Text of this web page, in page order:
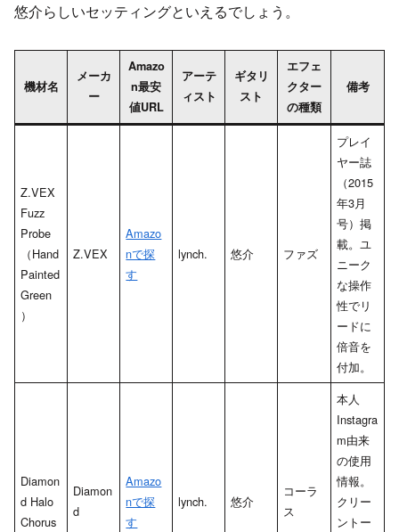
悠介らしいセッティングといえるでしょう。
機材名
メーカ
ー
Amazo
n最安
値URL
アーテ
ィスト
ギタリ
スト
エフェ
クター
の種類
備考
Z.VEX
Fuzz
Probe
（Hand
Painted
Green
）
Z.VEX
Amazo
nで探
す
lynch. 悠介 ファズ
プレイ
ヤー誌
（2015
年3月
号）掲
載。ユ
ニーク
な操作
性でリ
ードに
倍音を
付加。
Diamon
d Halo
Chorus
Diamon
d
Amazo
nで探
す
lynch. 悠介
コーラ
ス
本人
Instagra
m由来
の使用
情報。
クリー
ントー